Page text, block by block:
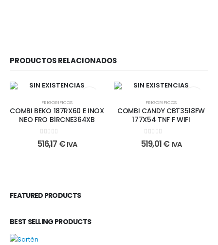
PRODUCTOS RELACIONADOS
SIN EXISTENCIAS
FRIGORIFICOS
COMBI BEKO 187RX60 E INOX
NEO FRO B1RCNE364XB
0out of 5
516,17 € IVA
SIN EXISTENCIAS
FRIGORIFICOS
COMBI CANDY CBT3518FW
177X54 TNF F WIFI
0out of 5
519,01€ IVA
FEATURED PRODUCTS
BEST SELLING PRODUCTS